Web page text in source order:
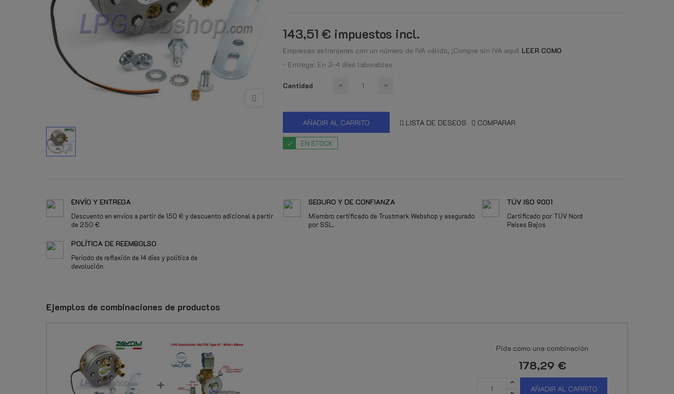
143,51 € impuestos incl.
Empresas extranjeras con un número de IVA válido, ¡Compre sin IVA aquí! LEER COMO
- Entrega: En 3-4 días laborables
Cantidad
AÑADIR AL CARRITO LISTA DE DESEOS COMPARAR
EN STOCK
ENVÍO Y ENTREGA
Descuento en envíos a partir de 150 € y descuento adicional a partir
de 250 €
SEGURO Y DE CONFIANZA
Miembro certificado de Trustmark Webshop y asegurado
por SSL.
TÜV ISO 9001
Certificado por TÜV Nord
Países Bajos
POLÍTICA DE REEMBOLSO
Período de reflexión de 14 días y política de
devolución
Ejemplos de combinaciones de productos
Pida como una combinación
178,29 €
AÑADIR AL CARRITO